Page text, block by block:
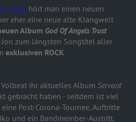
Volbeat hört man einen neuen
eher eine neue alte Klangwelt
Album God Of Angels Trust
zum längsten Songtitel aller
exklusiven ROCK
ihr aktuelles Album Servant
gebracht haben - seitdem ist viel
Post-Corona-Tournee, Auftritte
und ein Bandmember-Austritt.